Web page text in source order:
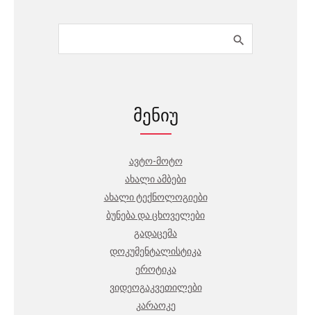
მენიუ
ავტო-მოტო
ახალი ამბები
ახალი ტექნოლოგიები
ბუნება და ცხოველები
გადაცემა
დოკუმენტალისტიკა
ეროტიკა
ვიდეოგაკვეთილები
კარაოკე